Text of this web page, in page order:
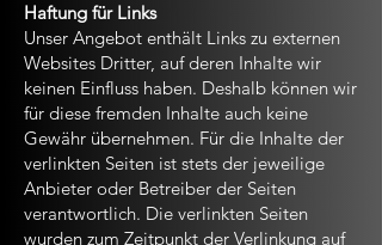
Haftung für Links
Unser Angebot enthält Links zu externen
Websites Dritter, auf deren Inhalte wir
keinen Einfluss haben. Deshalb können wir
für diese fremden Inhalte auch keine
Gewähr übernehmen. Für die Inhalte der
verlinkten Seiten ist stets der jeweilige
Anbieter oder Betreiber der Seiten
verantwortlich. Die verlinkten Seiten
wurden zum Zeitpunkt der Verlinkung auf